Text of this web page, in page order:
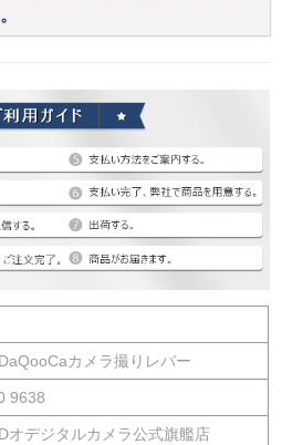
カメラ撮りレバー
9638
オデジタルカメラ公式旗艦店